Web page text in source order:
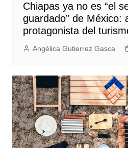
Chiapas ya no es “el
guardado” de México:
protagonista del
Angélica Gutierrez Gasca